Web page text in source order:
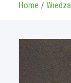
Home Wiedza